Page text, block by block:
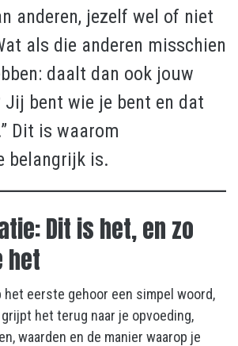
anderen, jezelf wel of niet
als die anderen misschien
daalt dan ook jouw
Jij bent wie je bent en dat
Dit is waarom
belangrijk is.
Dit is het, en zo
het
eerste gehoor een simpel woord,
het terug naar je opvoeding,
waarden en de manier waarop je